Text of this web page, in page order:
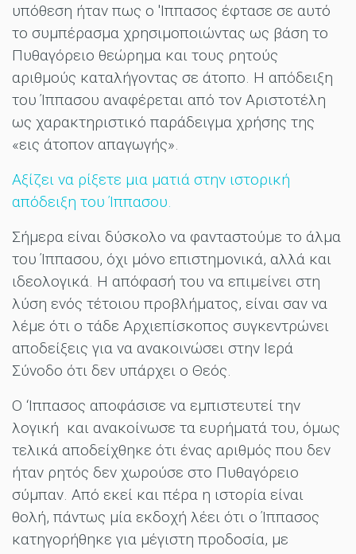
υπόθεση ήταν πως ο 'Ιππασος έφτασε σε αυτό
το συμπέρασμα χρησιμοποιώντας ως βάση το
Πυθαγόρειο θεώρημα και τους ρητούς
αριθμούς καταλήγοντας σε άτοπο. Η απόδειξη
του Ίππασου αναφέρεται από τον Αριστοτέλη
ως χαρακτηριστικό παράδειγμα χρήσης της
«εις άτοπον απαγωγής».
Αξίζει να ρίξετε μια ματιά στην ιστορική
απόδειξη του Ίππασου.
Σήμερα είναι δύσκολο να φανταστούμε το άλμα
του Ίππασου, όχι μόνο επιστημονικά, αλλά και
ιδεολογικά. Η απόφασή του να επιμείνει στη
λύση ενός τέτοιου προβλήματος, είναι σαν να
λέμε ότι ο τάδε Αρχιεπίσκοπος συγκεντρώνει
αποδείξεις για να ανακοινώσει στην Ιερά
Σύνοδο ότι δεν υπάρχει ο Θεός.
Ο ‘Ιππασος αποφάσισε να εμπιστευτεί την
λογική και ανακοίνωσε τα ευρήματά του, όμως
τελικά αποδείχθηκε ότι ένας αριθμός που δεν
ήταν ρητός δεν χωρούσε στο Πυθαγόρειο
σύμπαν. Από εκεί και πέρα η ιστορία είναι
θολή, πάντως μία εκδοχή λέει ότι ο Ίππασος
κατηγορήθηκε για μέγιστη προδοσία, με